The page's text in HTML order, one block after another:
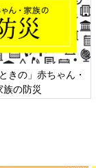
かおりさんの人生
相談